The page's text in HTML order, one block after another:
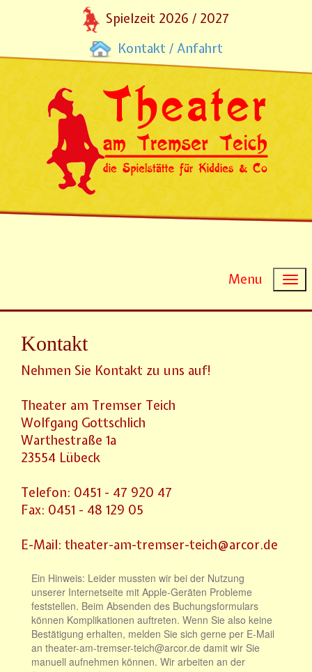
Spielzeit 2026 / 2027
Kontakt / Anfahrt
Menu
Kontakt
Nehmen Sie Kontakt zu uns auf!
Theater am Tremser Teich
Wolfgang Gottschlich
Warthestraße 1a
23554 Lübeck
Telefon: 0451 - 47 920 47
Fax: 0451 - 48 129 05
E-Mail: theater-am-tremser-teich@arcor.de